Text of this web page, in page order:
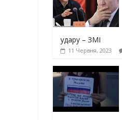
yдарy – ЗМІ
11 Червня, 2023